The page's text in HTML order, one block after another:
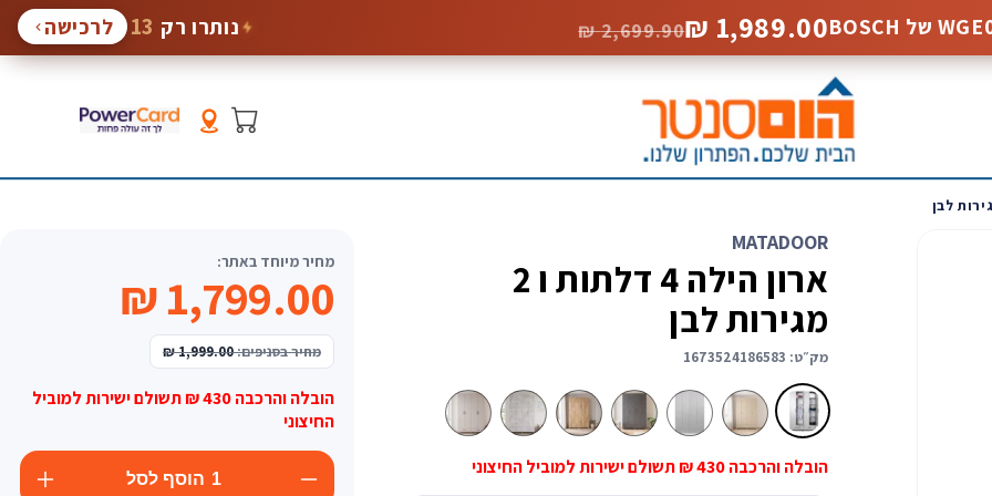
1,989.00 ₪
2,699.90 ₪ נותרו רק 13 לרכישה
סל
קניות
MATADOOR
ארון הילה 4 דלתות ו 2
מגירות לבן
מק״ט: 1673524186583
ארון
הילה
4
דלתות
ו
ארון
בגדים
הילה
4
דלתות
ארון
בגדים
הילה
4
דלתות
ארון
בגדים
הילה
4
דלתות
ארון
בגדים
הילה
4
דלתות
ארון
בגדים
הילה
4
דלתות
הובלה והרכבה 430 ₪ תשולם ישירות למוביל החיצוני
מחיר מיוחד באתר:
1,799.00 ₪
מחיר בסניפים:1,999.00 ₪
הובלה והרכבה 430 ₪ תשולם ישירות למוביל
החיצוני
הוסף לסל 1